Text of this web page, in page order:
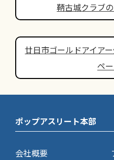
鞆古城クラブ
廿日市ゴールドアイア
ペ
ポップアスリート本部
会社概要